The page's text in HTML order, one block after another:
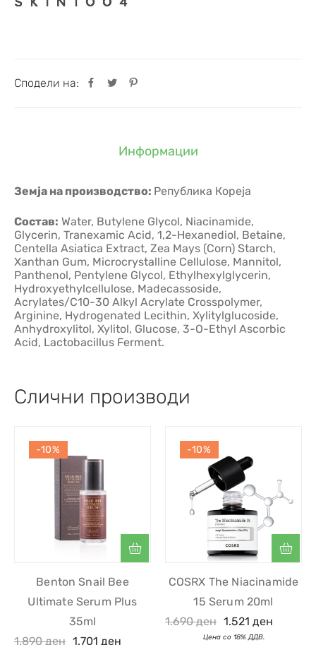
Сподели на:
Информации
Земја на производство: Република Кореја
Состав: Water, Butylene Glycol, Niacinamide,
Glycerin, Tranexamic Acid, 1,2-Hexanediol, Betaine,
Centella Asiatica Extract, Zea Mays (Corn) Starch,
Xanthan Gum, Microcrystalline Cellulose, Mannitol,
Panthenol, Pentylene Glycol, Ethylhexylglycerin,
Hydroxyethylcellulose, Madecassoside,
Acrylates/C10-30 Alkyl Acrylate Crosspolymer,
Arginine, Hydrogenated Lecithin, Xylitylglucoside,
Anhydroxylitol, Xylitol, Glucose, 3-O-Ethyl Ascorbic
Acid, Lactobacillus Ferment.
Слични производи
-10%
Benton Snail Bee
Ultimate Serum Plus
35ml
1.890ден 1.701 ден
-10%
COSRX The Niacinamide
15 Serum 20ml
1.690ден 1.521 ден